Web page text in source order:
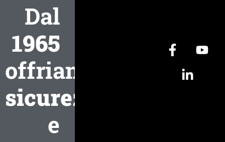
Dal
1965
offriamo
sicurezza
e